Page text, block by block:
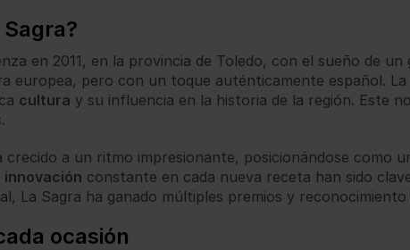
en 2011, en la provincia de Toledo, con el sueño de
europea, pero con un toque auténticamente español.
cultura y su influencia en la historia de la región. Este
crecido a un ritmo impresionante, posicionándose
innovación constante en cada nueva receta han sido
La Sagra ha ganado múltiples premios y
ocasión